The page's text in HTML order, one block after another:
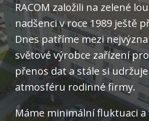
RACOM založili na zelené
nadšenci v roce 1989 ještě
Dnes patříme mezi
světové výrobce zařízení
přenos dat a stále si
atmosféru rodinné firmy.
Máme minimální fluktuaci a